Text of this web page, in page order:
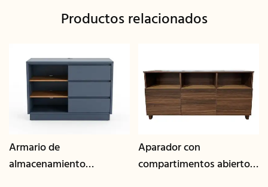
Productos relacionados
Armario de
almacenamiento
Aparador con
compartimentos abiertos